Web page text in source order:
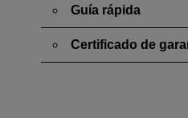
Guía rápida
Certificado de